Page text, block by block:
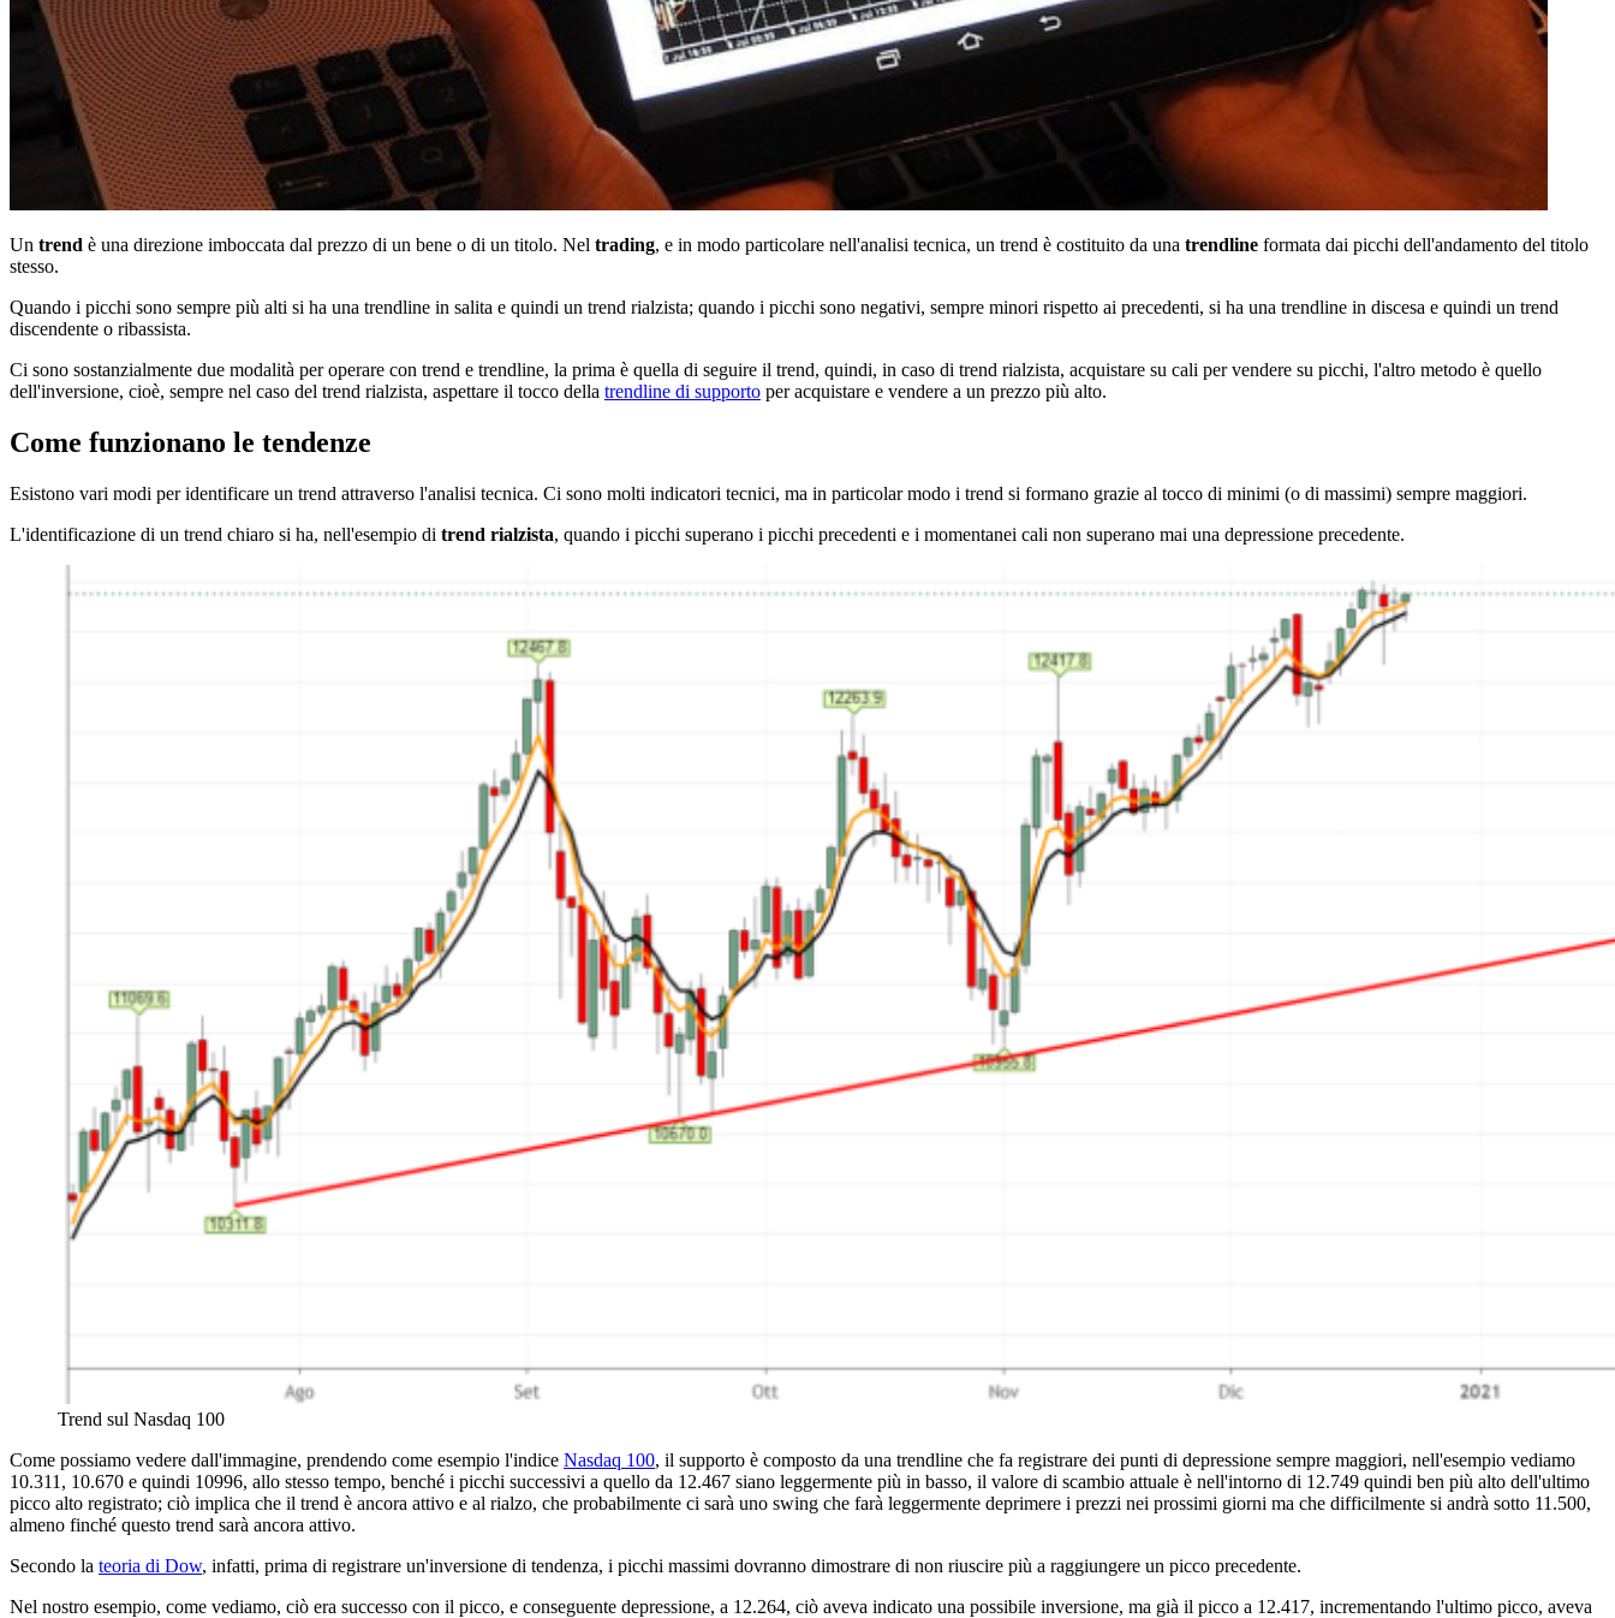
Un trend è una direzione imboccata dal prezzo di un bene o di un titolo. Nel trading, e in modo particolare nell'analisi tecnica, un trend è costituito da una trendline formata dai picchi dell'andamento del titolo
stesso.
Quando i picchi sono sempre più alti si ha una trendline in salita e quindi un trend rialzista; quando i picchi sono negativi, sempre minori rispetto ai precedenti, si ha una trendline in discesa e quindi un trend
discendente o ribassista.
Ci sono sostanzialmente due modalità per operare con trend e trendline, la prima è quella di seguire il trend, quindi, in caso di trend rialzista, acquistare su cali per vendere su picchi, l'altro metodo è quello
dell'inversione, cioè, sempre nel caso del trend rialzista, aspettare il tocco della trendline di supporto per acquistare e vendere a un prezzo più alto.
Come funzionano le tendenze
Esistono vari modi per identificare un trend attraverso l'analisi tecnica. Ci sono molti indicatori tecnici, ma in particolar modo i trend si formano grazie al tocco di minimi (o di massimi) sempre maggiori.
L'identificazione di un trend chiaro si ha, nell'esempio di trend rialzista, quando i picchi superano i picchi precedenti e i momentanei cali non superano mai una depressione precedente.
Trend sul Nasdaq 100
Come possiamo vedere dall'immagine, prendendo come esempio l'indice Nasdaq 100, il supporto è composto da una trendline che fa registrare dei punti di depressione sempre maggiori, nell'esempio vediamo
10.311, 10.670 e quindi 10996, allo stesso tempo, benché i picchi successivi a quello da 12.467 siano leggermente più in basso, il valore di scambio attuale è nell'intorno di 12.749 quindi ben più alto dell'ultimo
picco alto registrato; ciò implica che il trend è ancora attivo e al rialzo, che probabilmente ci sarà uno swing che farà leggermente deprimere i prezzi nei prossimi giorni ma che difficilmente si andrà sotto 11.500,
almeno finché questo trend sarà ancora attivo.
Secondo la teoria di Dow, infatti, prima di registrare un'inversione di tendenza, i picchi massimi dovranno dimostrare di non riuscire più a raggiungere un picco precedente.
Nel nostro esempio, come vediamo, ciò era successo con il picco, e conseguente depressione, a 12.264, ciò aveva indicato una possibile inversione, ma già il picco a 12.417, incrementando l'ultimo picco, aveva